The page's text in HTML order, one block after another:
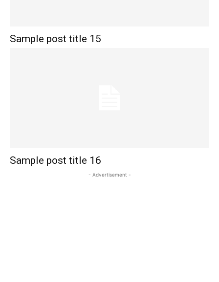
Sample post title 15
Sample post title 16
- Advertisement -